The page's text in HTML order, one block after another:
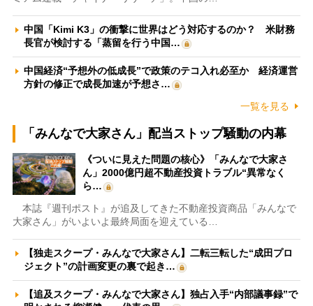
中国「Kimi K3」の衝撃に世界はどう対応するのか？ 米財務
長官が検討する「蒸留を行う中国…
中国経済“予想外の低成長”で政策のテコ入れ必至か 経済運営
方針の修正で成長加速が予想さ…
一覧を見る
「みんなで大家さん」配当ストップ騒動の内幕
《ついに見えた問題の核心》「みんなで大家さ
ん」2000億円超不動産投資トラブル“異常なく
ら…
本誌『週刊ポスト』が追及してきた不動産投資商品「みんなで
大家さん」がいよいよ最終局面を迎えている…
【独走スクープ・みんなで大家さん】二転三転した“成田プロ
ジェクト”の計画変更の裏で起き…
【追及スクープ・みんなで大家さん】独占入手“内部議事録”で